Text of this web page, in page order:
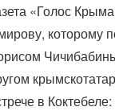
«Голос
которому
в